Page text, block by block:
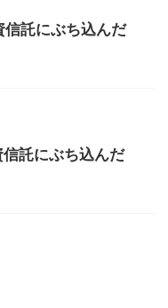
託にぶち込んだ
託にぶち込んだ